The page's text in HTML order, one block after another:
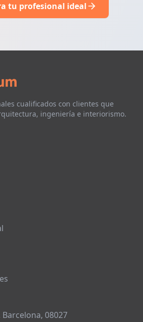
tu profesional ideal
cualificados con clientes que
ingeniería e interiorismo.
08027